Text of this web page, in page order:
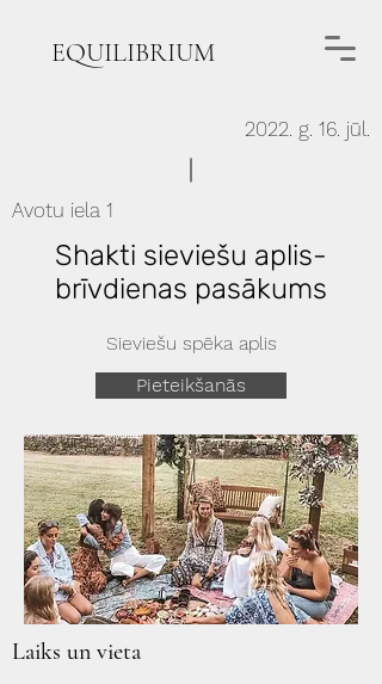
EQUILIBRIUM
2022. g. 16. jūl.
Avotu iela 1
Shakti sieviešu aplis-
brīvdienas pasākums
Sieviešu spēka aplis
Pieteikšanās
Laiks un vieta